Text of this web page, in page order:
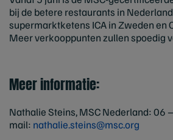
bij de betere restaurants in
supermarktketens ICA in Zweden en
Meer verkooppunten zullen spoedig
Meer informatie:
Nathalie Steins, MSC Nederland: 06
mail: nathalie.steins@msc.org